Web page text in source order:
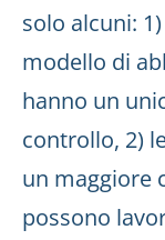
solo alcuni:
modello di
hanno un
controllo, 2)
un maggiore
possono